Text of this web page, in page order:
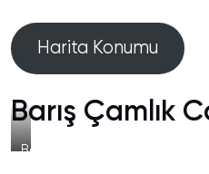
Harita Konumu
Barış Çamlık
Barış